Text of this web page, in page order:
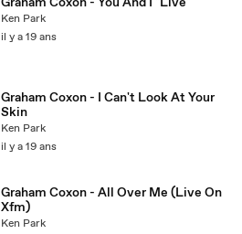
Ken Park
il y a 19 ans
Graham Coxon - I Can't Look At Your
Skin
Ken Park
il y a 19 ans
Graham Coxon - All Over Me (Live On
Xfm)
Ken Park